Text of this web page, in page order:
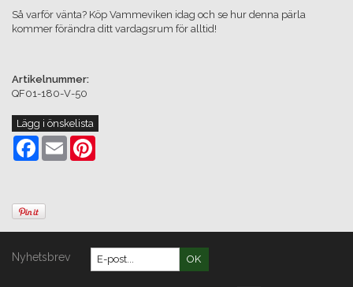
Så varför vänta? Köp Vammeviken idag och se hur denna pärla
kommer förändra ditt vardagsrum för alltid!
Artikelnummer:
QF01-180-V-50
Lägg i önskelista
Facebook
Email
Nyhetsbrev OK